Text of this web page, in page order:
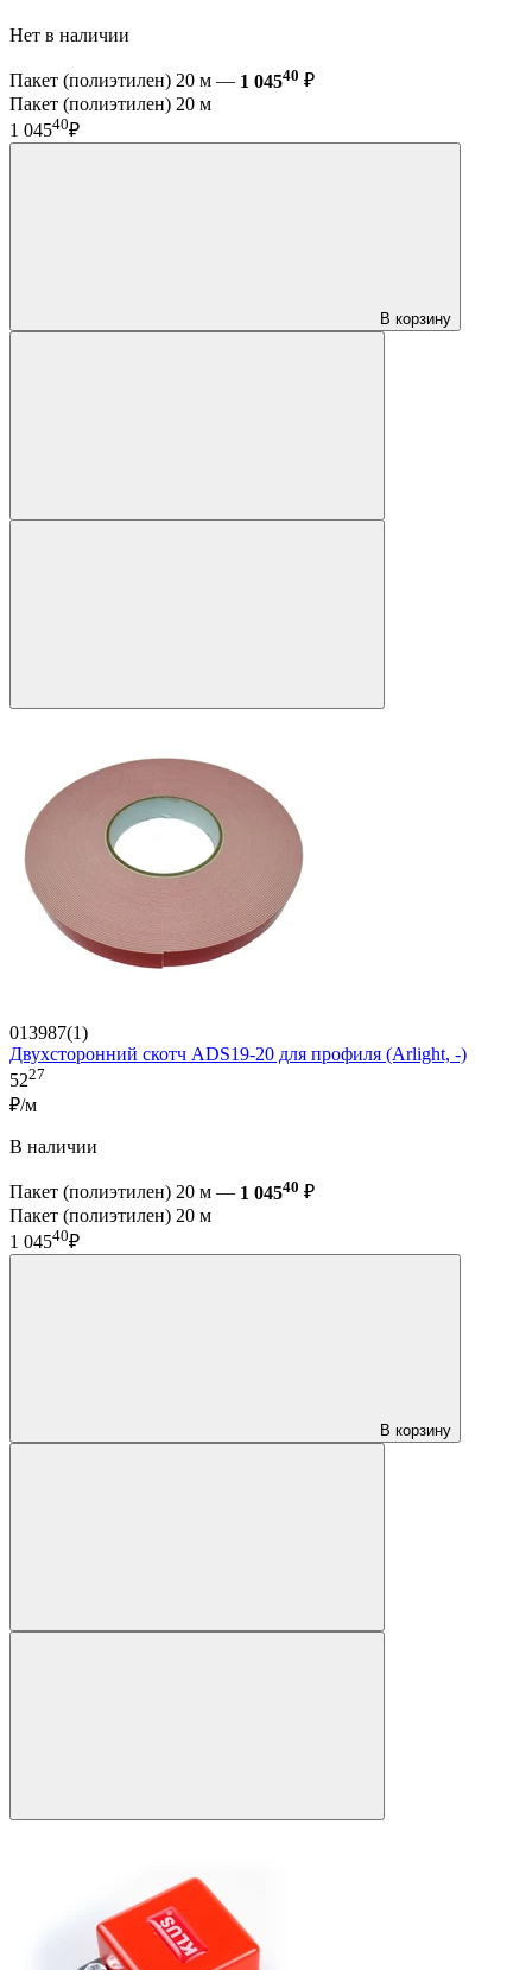
Нет в наличии
Пакет (полиэтилен) 20 м — 1 04540 ₽
Пакет (полиэтилен) 20 м
1 04540₽
В корзину
013987(1)
Двухсторонний скотч ADS19-20 для профиля (Arlight, -)
5227
₽/м
В наличии
Пакет (полиэтилен) 20 м — 1 04540 ₽
Пакет (полиэтилен) 20 м
1 04540₽
В корзину